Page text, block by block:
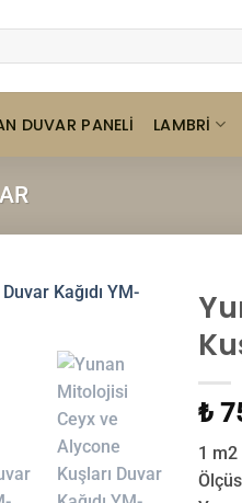
DUVAR PANELI LAMBRI
₺
1 m2